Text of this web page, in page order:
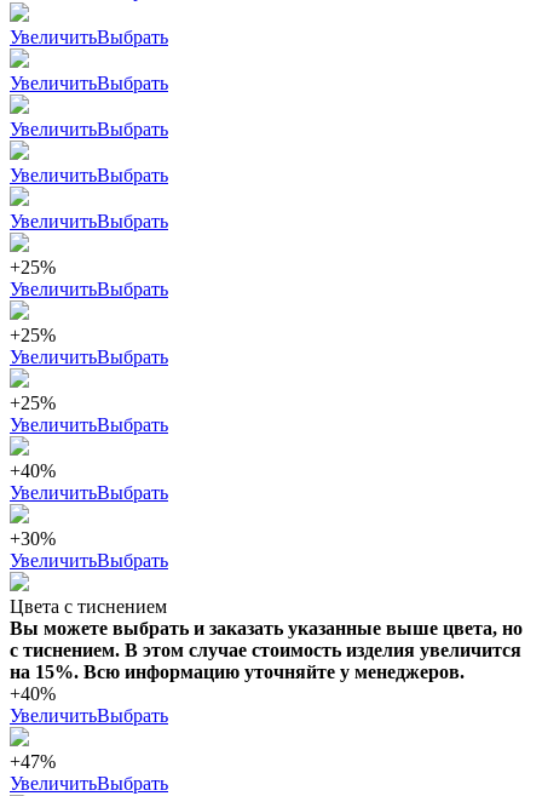
УвеличитьВыбрать
УвеличитьВыбрать
УвеличитьВыбрать
УвеличитьВыбрать
УвеличитьВыбрать
+25%
УвеличитьВыбрать
+25%
УвеличитьВыбрать
+25%
УвеличитьВыбрать
+40%
УвеличитьВыбрать
+30%
УвеличитьВыбрать
Цвета с тиснением
Вы можете выбрать и заказать указанные выше цвета, но
с тиснением. В этом случае стоимость изделия увеличится
на 15%. Всю информацию уточняйте у менеджеров.
+40%
УвеличитьВыбрать
+47%
УвеличитьВыбрать